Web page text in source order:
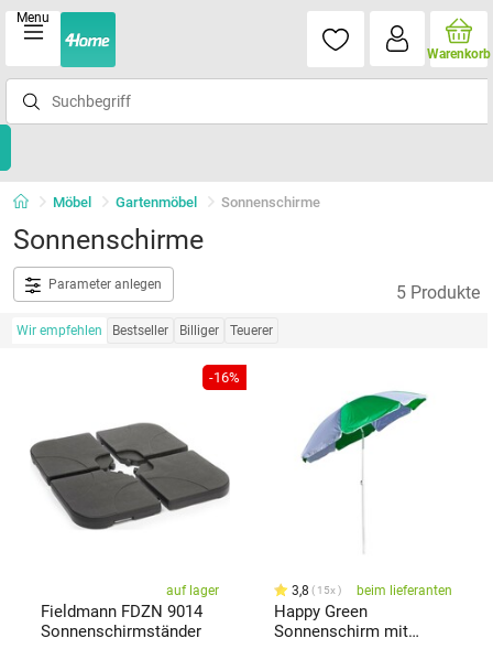
Menu
Warenkorb
Möbel Gartenmöbel Sonnenschirme
Sonnenschirme
Parameter anlegen 5 Produkte
Wir empfehlen Bestseller Billiger Teuerer
-16%
auf lager
Fieldmann FDZN 9014
Sonnenschirmständer
3,8 15x beim lieferanten
Happy Green
Sonnenschirm mit